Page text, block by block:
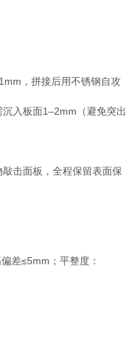
，拼接后用不锈钢自攻
入板面1–2mm（避免突出
击面板，全程保留表面保
差≤5mm；平整度：